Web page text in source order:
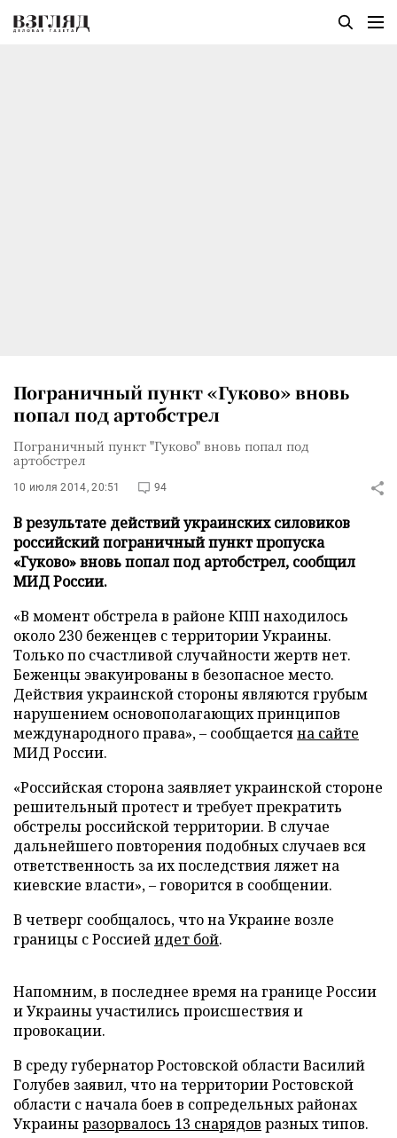
Пограничный пункт «Гуково» вновь
попал под артобстрел
Пограничный пункт "Гуково" вновь попал под
артобстрел
10 июля 2014, 20:51 94
В результате действий украинских силовиков
российский пограничный пункт пропуска
«Гуково» вновь попал под артобстрел, сообщил
МИД России.
«В момент обстрела в районе КПП находилось
около 230 беженцев с территории Украины.
Только по счастливой случайности жертв нет.
Беженцы эвакуированы в безопасное место.
Действия украинской стороны являются грубым
нарушением основополагающих принципов
международного права»,– сообщаетсяна сайте
МИД России.
«Российская сторона заявляет украинской стороне
решительный протест и требует прекратить
обстрелы российской территории. В случае
дальнейшего повторения подобных случаев вся
ответственность за их последствия ляжет на
киевские власти»,–говорится в сообщении.
В четверг сообщалось, что на Украине возле
границы с Россиейидет бой.
Напомним, в последнее время на границе России
и Украины участились происшествия и
провокации.
В среду губернатор Ростовской области Василий
Голубев заявил, что на территории Ростовской
области с начала боев в сопредельных районах
Украиныразорвалось 13 снарядов разных типов.